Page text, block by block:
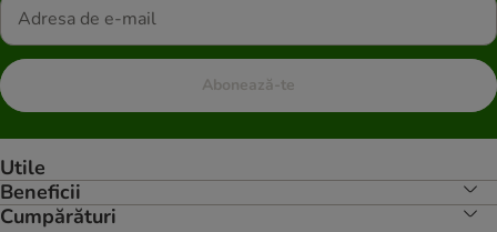
Abonează-te
Utile
Beneficii
Cumpărături